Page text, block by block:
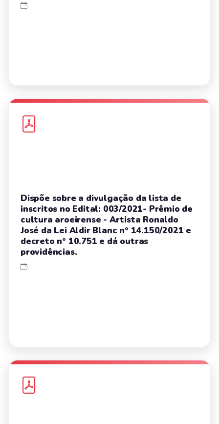
Dispõe sobre a divulgação da lista de
inscritos no Edital: 003/2021- Prêmio de
cultura aroeirense - Artista Ronaldo
José da Lei Aldir Blanc nº 14.150/2021 e
decreto nº 10.751 e dá outras
providências.